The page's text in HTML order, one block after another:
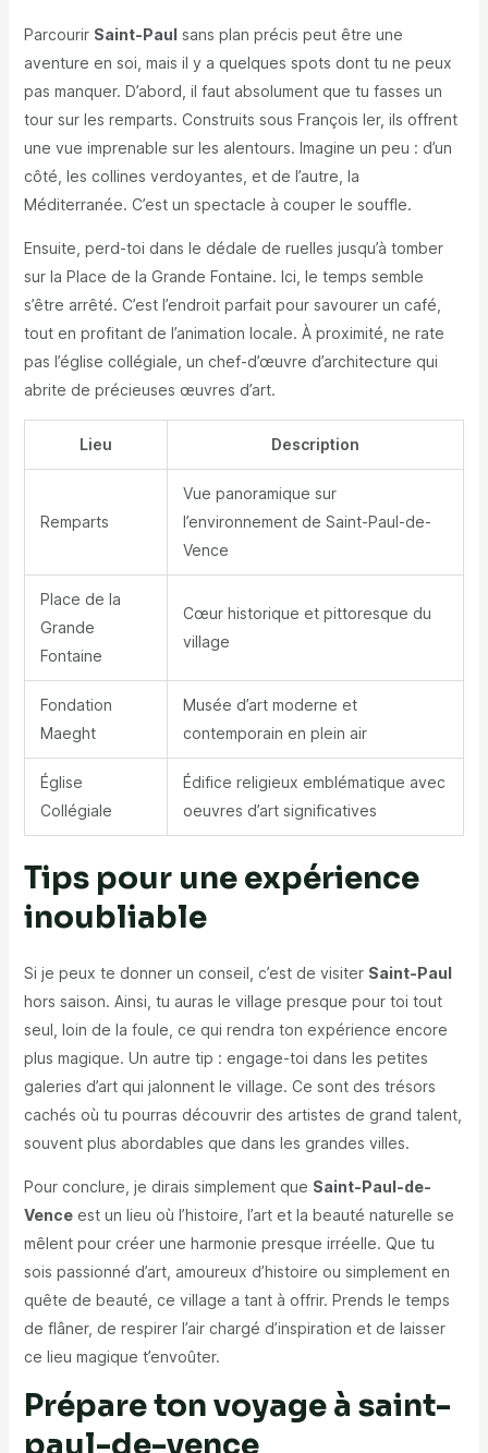
Parcourir Saint-Paulsans plan précis peut être une
aventure en soi, mais il y a quelques spots dont tu ne peux
pas manquer. D’abord, il faut absolument que tu fasses un
tour sur les remparts. Construits sous François Ier, ils offrent
une vue imprenable sur les alentours. Imagine un peu : d’un
côté, les collines verdoyantes, et de l’autre, la
Méditerranée. C’est un spectacle à couper le souffle.
Ensuite, perd-toi dans le dédale de ruelles jusqu’à tomber
sur la Place de la Grande Fontaine. Ici, le temps semble
s’être arrêté. C’est l’endroit parfait pour savourer un café,
tout en profitant de l’animation locale. À proximité, ne rate
pas l’église collégiale, un chef-d’œuvre d’architecture qui
abrite de précieuses œuvres d’art.
Lieu Description
Remparts
Vue panoramique sur
l’environnement de Saint-Paul-de-
Vence
Place de la
Grande
Fontaine
Cœur historique et pittoresque du
village
Fondation
Maeght
Musée d’art moderne et
contemporain en plein air
Église
Collégiale
Édifice religieux emblématique avec
oeuvres d’art significatives
Tips pour une expérience
inoubliable
Si je peux te donner un conseil, c’est de visiter Saint-Paul
hors saison. Ainsi, tu auras le village presque pour toi tout
seul, loin de la foule, ce qui rendra ton expérience encore
plus magique. Un autre tip : engage-toi dans les petites
galeries d’art qui jalonnent le village. Ce sont des trésors
cachés où tu pourras découvrir des artistes de grand talent,
souvent plus abordables que dans les grandes villes.
Pour conclure, je dirais simplement que Saint-Paul-de-
Venceest un lieu où l’histoire, l’art et la beauté naturelle se
mêlent pour créer une harmonie presque irréelle. Que tu
sois passionné d’art, amoureux d’histoire ou simplement en
quête de beauté, ce village a tant à offrir. Prends le temps
de flâner, de respirer l’air chargé d’inspiration et de laisser
ce lieu magique t’envoûter.
Prépare ton voyage à saint-
paul-de-vence